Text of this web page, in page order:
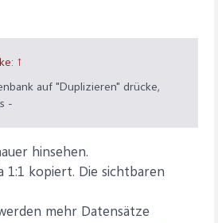
↑
auf "Duplizieren" drücke,
-
hinsehen.
1:1 kopiert. Die sichtbaren
mehr Datensätze